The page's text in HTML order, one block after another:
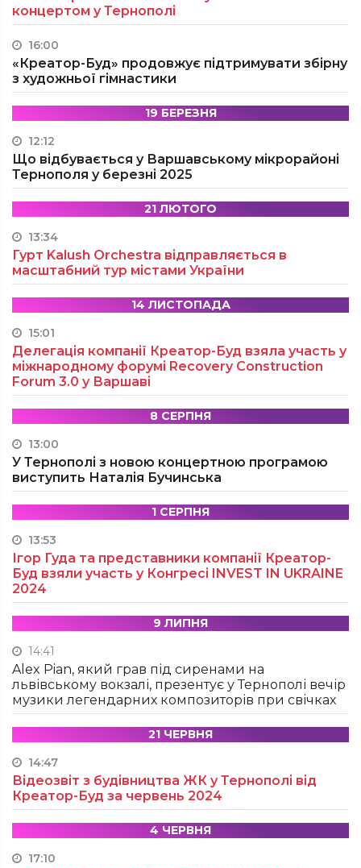
концертом у Тернополі
16:00
«Креатор-Буд» продовжує підтримувати збірну
з художньої гімнастики
19 БЕРЕЗНЯ
12:12
Що відбувається у Варшавському мікрорайоні
Тернополя у березні 2025
21 ЛЮТОГО
13:34
Гурт Kalush Orchestra відправляється в
масштабний тур містами України
14 ЛИСТОПАДА
15:01
Делегація компанії Креатор-Буд взяла участь у
міжнародному форумі Recovery Construction
Forum 3.0 у Варшаві
8 СЕРПНЯ
13:00
У Тернополі з новою концертною програмою
виступить Наталія Бучинська
1 СЕРПНЯ
13:53
Ігор Гуда та представники компанії Креатор-
Буд взяли участь у Конгресі INVEST IN UKRAINE
2024
9 ЛИПНЯ
14:41
Alex Pian, який грав під сиренами на
львівському вокзалі, презентує у Тернополі вечір
музики легендарних композиторів при свічках
21 ЧЕРВНЯ
14:47
Відеозвіт з будівництва ЖК у Тернополі від
Креатор-Буд за червень 2024
4 ЧЕРВНЯ
17:10